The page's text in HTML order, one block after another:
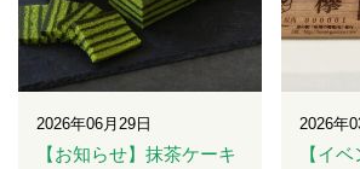
2026年06月29日
【お知らせ】抹茶ケーキ
2026年
【イ